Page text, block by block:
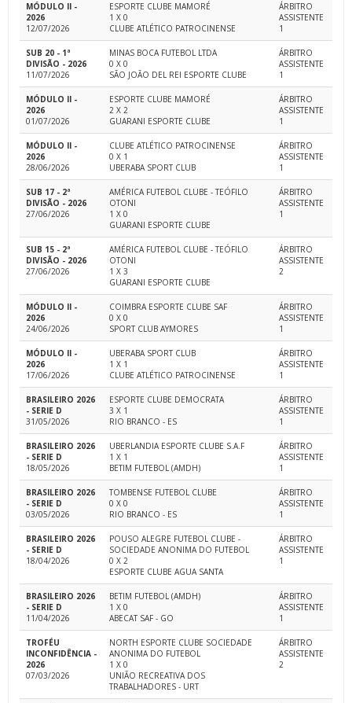
MÓDULO II -
2026
12/07/2026
ESPORTE CLUBE MAMORÉ
1 X 0
CLUBE ATLÉTICO PATROCINENSE
ÁRBITRO
ASSISTENTE
1
SUB 20 - 1ª
DIVISÃO - 2026
11/07/2026
MINAS BOCA FUTEBOL LTDA
0 X 0
SÃO JOÃO DEL REI ESPORTE CLUBE
ÁRBITRO
ASSISTENTE
1
MÓDULO II -
2026
01/07/2026
ESPORTE CLUBE MAMORÉ
2 X 2
GUARANI ESPORTE CLUBE
ÁRBITRO
ASSISTENTE
1
MÓDULO II -
2026
28/06/2026
CLUBE ATLÉTICO PATROCINENSE
0 X 1
UBERABA SPORT CLUB
ÁRBITRO
ASSISTENTE
1
SUB 17 - 2ª
DIVISÃO - 2026
27/06/2026
AMÉRICA FUTEBOL CLUBE - TEÓFILO
OTONI
1 X 0
GUARANI ESPORTE CLUBE
ÁRBITRO
ASSISTENTE
1
SUB 15 - 2ª
DIVISÃO - 2026
27/06/2026
AMÉRICA FUTEBOL CLUBE - TEÓFILO
OTONI
1 X 3
GUARANI ESPORTE CLUBE
ÁRBITRO
ASSISTENTE
2
MÓDULO II -
2026
24/06/2026
COIMBRA ESPORTE CLUBE SAF
0 X 0
SPORT CLUB AYMORES
ÁRBITRO
ASSISTENTE
1
MÓDULO II -
2026
17/06/2026
UBERABA SPORT CLUB
1 X 1
CLUBE ATLÉTICO PATROCINENSE
ÁRBITRO
ASSISTENTE
1
BRASILEIRO 2026
- SERIE D
31/05/2026
ESPORTE CLUBE DEMOCRATA
3 X 1
RIO BRANCO - ES
ÁRBITRO
ASSISTENTE
1
BRASILEIRO 2026
- SERIE D
18/05/2026
UBERLANDIA ESPORTE CLUBE S.A.F
1 X 1
BETIM FUTEBOL (AMDH)
ÁRBITRO
ASSISTENTE
1
BRASILEIRO 2026
- SERIE D
03/05/2026
TOMBENSE FUTEBOL CLUBE
0 X 0
RIO BRANCO - ES
ÁRBITRO
ASSISTENTE
1
BRASILEIRO 2026
- SERIE D
18/04/2026
POUSO ALEGRE FUTEBOL CLUBE -
SOCIEDADE ANONIMA DO FUTEBOL
0 X 2
ESPORTE CLUBE AGUA SANTA
ÁRBITRO
ASSISTENTE
1
BRASILEIRO 2026
- SERIE D
11/04/2026
BETIM FUTEBOL (AMDH)
1 X 0
ABECAT SAF - GO
ÁRBITRO
ASSISTENTE
1
TROFÉU
INCONFIDÊNCIA -
2026
07/03/2026
NORTH ESPORTE CLUBE SOCIEDADE
ANONIMA DO FUTEBOL
1 X 0
UNIÃO RECREATIVA DOS
TRABALHADORES - URT
ÁRBITRO
ASSISTENTE
2